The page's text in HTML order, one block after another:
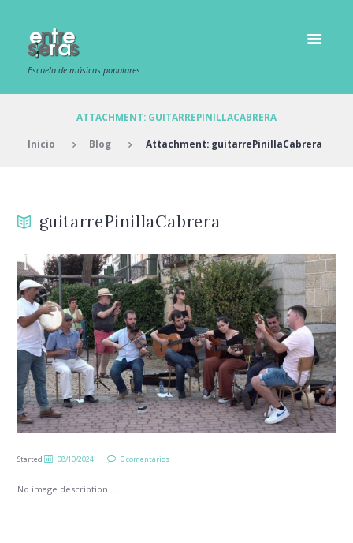
Escuela de músicas populares
ATTACHMENT: GUITARREPINILLACABRERA
Inicio Blog Attachment: guitarrePinillaCabrera
guitarrePinillaCabrera
Started 08/10/2024 0 comentarios
No image description ...